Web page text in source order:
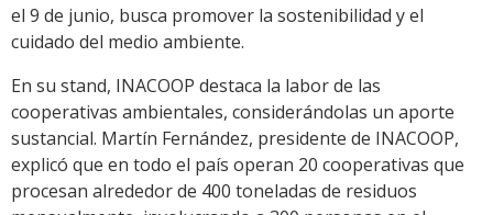
el 9 de junio, busca promover la sostenibilidad y el
cuidado del medio ambiente.
En su stand, INACOOP destaca la labor de las
cooperativas ambientales, considerándolas un aporte
sustancial. Martín Fernández, presidente de INACOOP,
explicó que en todo el país operan 20 cooperativas que
procesan alrededor de 400 toneladas de residuos